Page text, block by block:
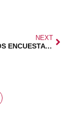
NEXT
RESULTADOS ENCUESTA SOCIOS ZONA NORTE